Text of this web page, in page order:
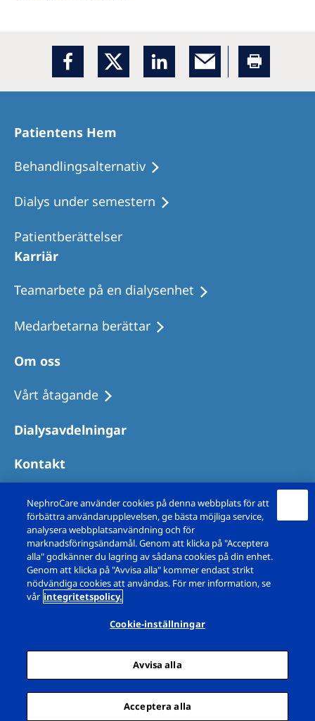
Patientens Hem
Behandlingsalternativ
Dialys under semestern
Patientberättelser
Karriär
Teamarbete på en dialysenhet
Medarbetarna berättar
Om oss
Vårt åtagande
Dialysavdelningar
Kontakt
Copyright © Fresenius Medical Care Sverige AB
2026. Alla rättigheter är reserverade.
Juridisk Information
Integritetspolicy
Dialogrutan Cookie-inställningar
Sitemap
NephroCare använder cookies på denna webbplats för att
förbättra användarupplevelsen, ge bästa möjliga service,
analysera webbplatsanvändning och för
marknadsföringsändamål. Genom att klicka på "Acceptera
alla" godkänner du lagring av sådana cookies på din enhet.
Genom att klicka på "Avvisa alla" kommer endast strikt
nödvändiga cookies att användas. För mer information, se
vår integritetspolicy.
Cookie-inställningar
Avvisa alla
Acceptera alla